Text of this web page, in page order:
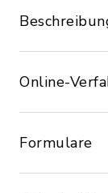
Online-
Formulare